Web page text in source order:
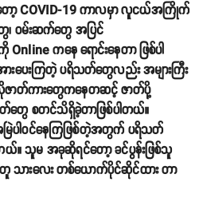
ော့ COVID-19 ကာလမှာ လူငယ်အကြိုက်
၊ ဝမ်းဆက်တွေ အပြင်
ကနေ ရောင်းနေတာ ဖြစ်ပါ
ေးကြတဲ့ ပရိသတ်တွေလည်း အများကြီး
ဇာတ်ကားတွေကနေတဆင့် ဇာတ်ပို့
တွေ စတင်သိရှိခဲ့တာဖြစ်ပါတယ်။
အမြဲပါဝင်နေကြဖြစ်တဲ့အတွက် ပရိသတ်
ယ်။ သူမ အခုဆိုရင်တော့ ခင်ပွန်းဖြစ်သူ
သားလေး တစ်ယောက်ပိုင်ဆိုင်ထား တာ